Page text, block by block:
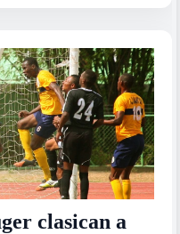
clasican a